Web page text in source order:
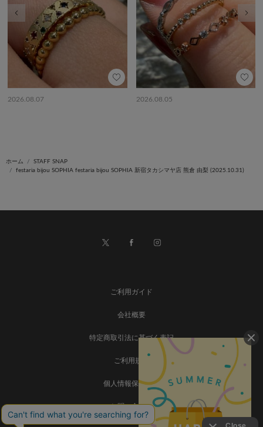
2026.08.07 2026.08.05
前の画像
ホーム
STAFF SNAP
festaria bijou SOPHIA festaria bijou SOPHIA 新宿タカシマヤ店 熊倉 由梨 (2025.10.31)
ご利用ガイド
会社概要
特定商取引法に基づく表記
ご利用規約
個人情報保護方針
お問い合わせ